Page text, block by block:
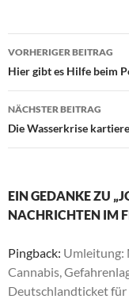
VORHERIGER BEITRAG
Hier gibt es Hilfe beim
NÄCHSTER BEITRAG
Die Wasserkrise
EIN GEDANKE ZU
NACHRICHTEN IM
Pingback: Umleitung:
Cannabis,
Deutschlandticket für